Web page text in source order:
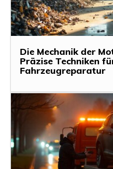
Die Mechanik der
Präzise Techniken
Fahrzeugreparatur